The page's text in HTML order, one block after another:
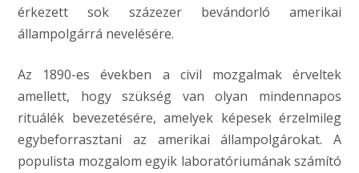
érkezett sok százezer bevándorló amerikai
állampolgárrá nevelésére.
Az 1890-es években a civil mozgalmak érveltek
amellett, hogy szükség van olyan mindennapos
rituálék bevezetésére, amelyek képesek érzelmileg
egybeforrasztani az amerikai állampolgárokat. A
populista mozgalom egyik laboratóriumának számító